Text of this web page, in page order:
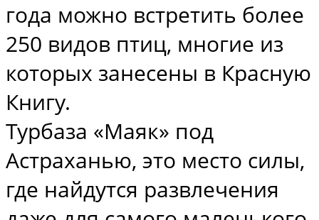
года можно встретить более
250 видов птиц, многие из
которых занесены в Красную
Книгу.
Турбаза «Маяк» под
Астраханью, это место силы,
где найдутся развлечения